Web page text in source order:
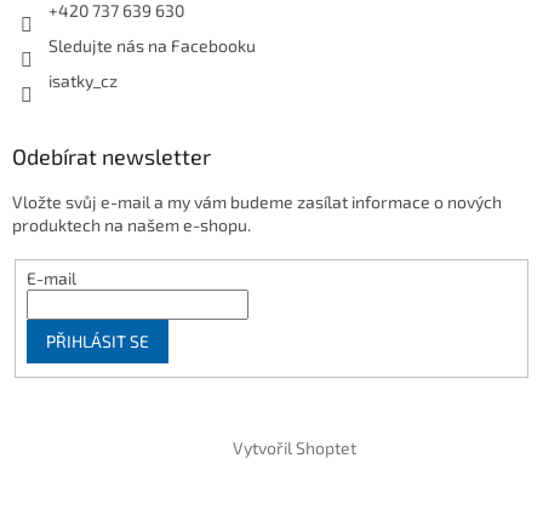
+420 737 639 630
Sledujte nás na Facebooku
isatky_cz
Odebírat newsletter
Vložte svůj e-mail a my vám budeme zasílat informace o nových
produktech na našem e-shopu.
E-mail
PŘIHLÁSIT SE
Vytvořil Shoptet